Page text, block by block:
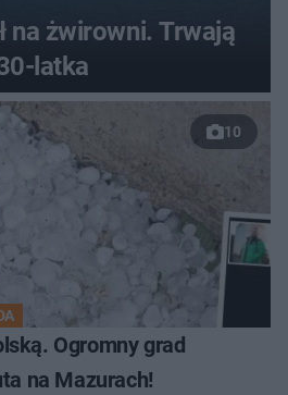
na żwirowni. Trwają
latka
10
Ogromny grad
na Mazurach!